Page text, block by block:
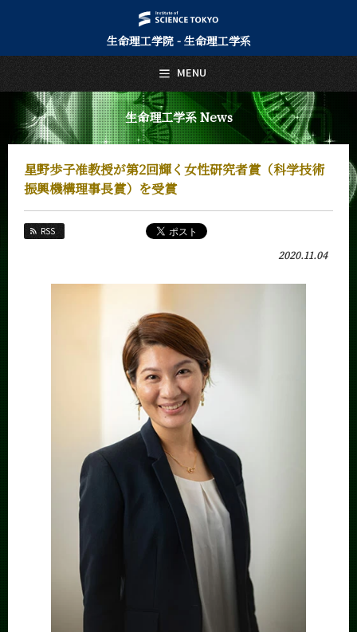
生命理工学院 - 生命理工学系
生命理工学系 News
星野歩子准教授が第2回輝く女性研究者賞（科学技術
振興機構理事長賞）を受賞
RSS
2020.11.04
MENU
日本語 English
トップページ
Top Page
生命理工学系について
About Us
教育
Education
教員・研究室
Faculty and Laboratories
生命理工学系 News
イベントカレンダー
サイト構成